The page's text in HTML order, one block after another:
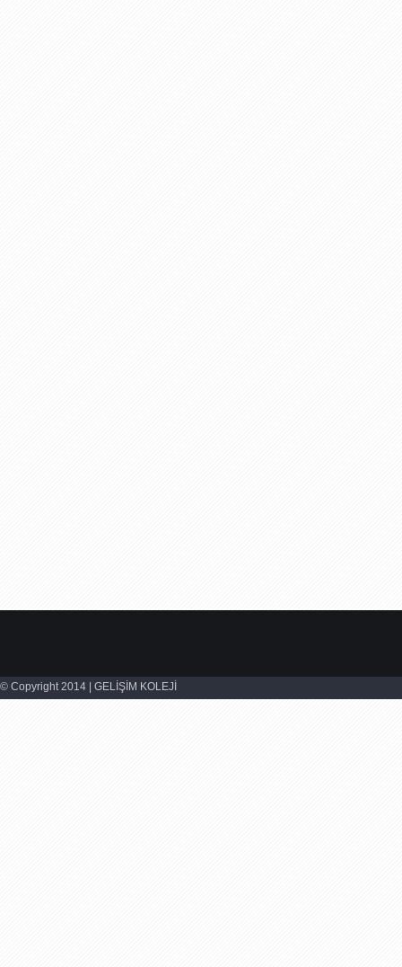
© Copyright 2014 | GELİŞİM KOLEJİ